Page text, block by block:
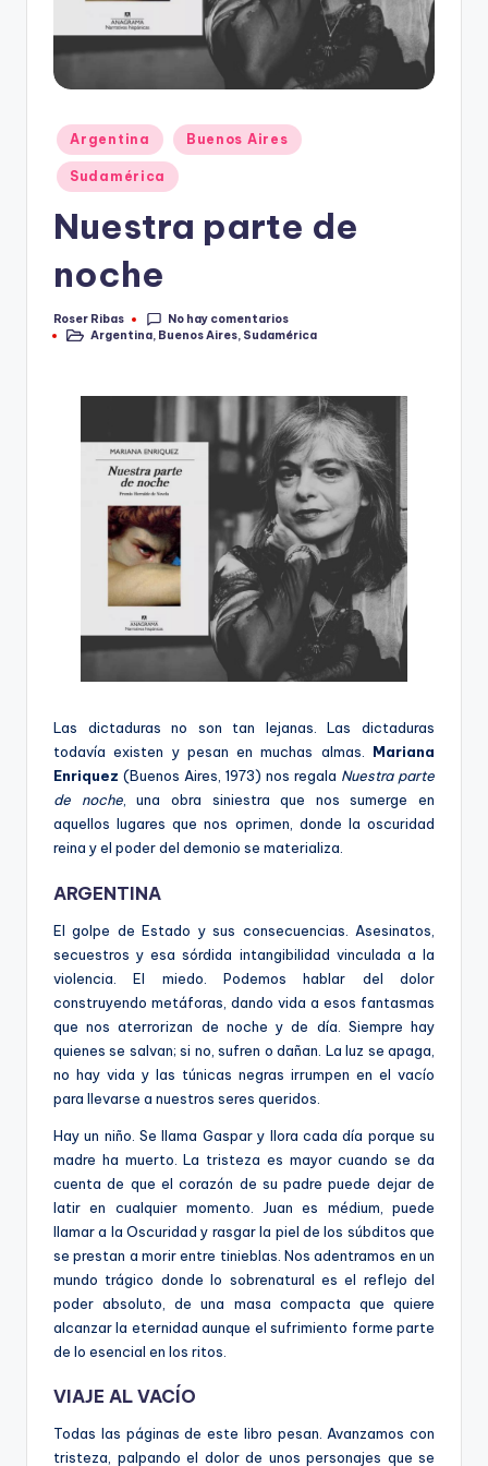
Publicado
en
Argentina Buenos Aires
Sudamérica
Nuestra parte de
noche
Publicado
por
Roser Ribas
No hay comentarios
Publicado
Argentina, Buenos Aires, Sudamérica
Las dictaduras no son tan lejanas. Las dictaduras
todavía existen y pesan en muchas almas. Mariana
Enriquez (Buenos Aires, 1973) nos regala Nuestra parte
de noche, una obra siniestra que nos sumerge en
aquellos lugares que nos oprimen, donde la oscuridad
reina y el poder del demonio se materializa.
ARGENTINA
El golpe de Estado y sus consecuencias. Asesinatos,
secuestros y esa sórdida intangibilidad vinculada a la
violencia. El miedo. Podemos hablar del dolor
construyendo metáforas, dando vida a esos fantasmas
que nos aterrorizan de noche y de día. Siempre hay
quienes se salvan; si no, sufren o dañan. La luz se apaga,
no hay vida y las túnicas negras irrumpen en el vacío
para llevarse a nuestros seres queridos.
Hay un niño. Se llama Gaspar y llora cada día porque su
madre ha muerto. La tristeza es mayor cuando se da
cuenta de que el corazón de su padre puede dejar de
latir en cualquier momento. Juan es médium, puede
llamar a la Oscuridad y rasgar la piel de los súbditos que
se prestan a morir entre tinieblas. Nos adentramos en un
mundo trágico donde lo sobrenatural es el reflejo del
poder absoluto, de una masa compacta que quiere
alcanzar la eternidad aunque el sufrimiento forme parte
de lo esencial en los ritos.
VIAJE AL VACÍO
Todas las páginas de este libro pesan. Avanzamos con
tristeza, palpando el dolor de unos personajes que se